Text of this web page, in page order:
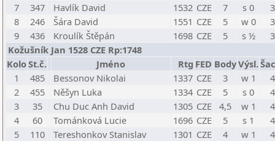
7
347 Havlík David 1532 CZE 7 s 0
3
8
246 Šára David 1551 CZE 5 w 0
3
9
436 Kroulík Štěpán 1698 CZE 5 s ½
3
Kožušník Jan 1528 CZE Rp:1748
KoloSt.č. Jméno Rtg FED BodyVýsl.
1
485 Bessonov Nikolai 1337 CZE 3 w 1
4
2
455 Něšyn Luka 1334 CZE 5 s 0
4
3
35 Chu Duc Anh David 1305 CZE 4,5 w 1
4
4
60 Tománková Lucie 1696 CZE 5 s 1
4
5
110 Tereshonkov Stanislav 1301 CZE 4 w 1
4